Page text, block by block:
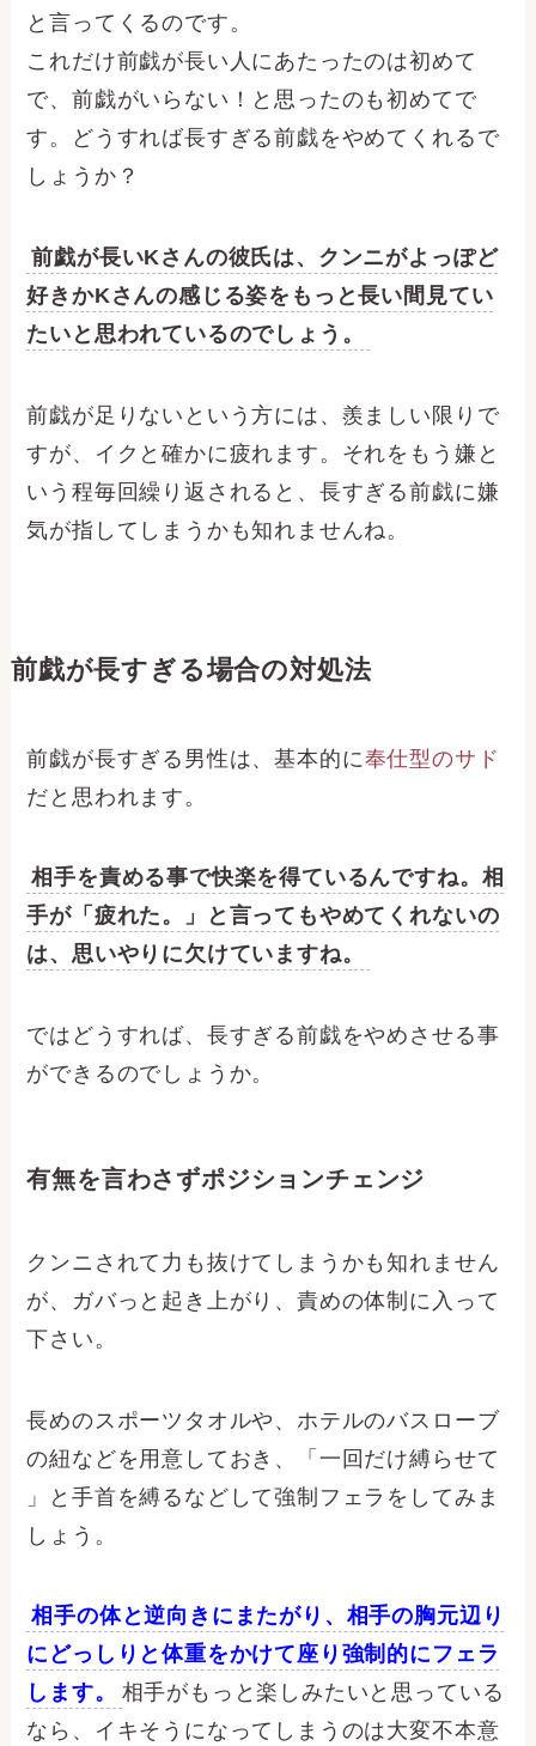
と言ってくるのです。
これだけ前戯が長い人にあたったのは初めて
で、前戯がいらない！と思ったのも初めてで
す。どうすれば長すぎる前戯をやめてくれるで
しょうか？
前戯が長いKさんの彼氏は、クンニがよっぽど
好きかKさんの感じる姿をもっと長い間見てい
たいと思われているのでしょう。
前戯が足りないという方には、羨ましい限りで
すが、イクと確かに疲れます。それをもう嫌と
いう程毎回繰り返されると、長すぎる前戯に嫌
気が指してしまうかも知れませんね。
前戯が長すぎる場合の対処法
前戯が長すぎる男性は、基本的に奉仕型のサド
だと思われます。
相手を責める事で快楽を得ているんですね。相
手が「疲れた。」と言ってもやめてくれないの
は、思いやりに欠けていますね。
ではどうすれば、長すぎる前戯をやめさせる事
ができるのでしょうか。
有無を言わさずポジションチェンジ
クンニされて力も抜けてしまうかも知れません
が、ガバっと起き上がり、責めの体制に入って
下さい。
長めのスポーツタオルや、ホテルのバスローブ
の紐などを用意しておき、「一回だけ縛らせて
」と手首を縛るなどして強制フェラをしてみま
しょう。
相手の体と逆向きにまたがり、相手の胸元辺り
にどっしりと体重をかけて座り強制的にフェラ
します。
相手がもっと楽しみたいと思っている
なら、イキそうになってしまうのは大変不本意